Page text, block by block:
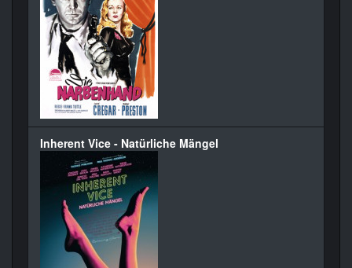
Inherent Vice - Natürliche Mängel